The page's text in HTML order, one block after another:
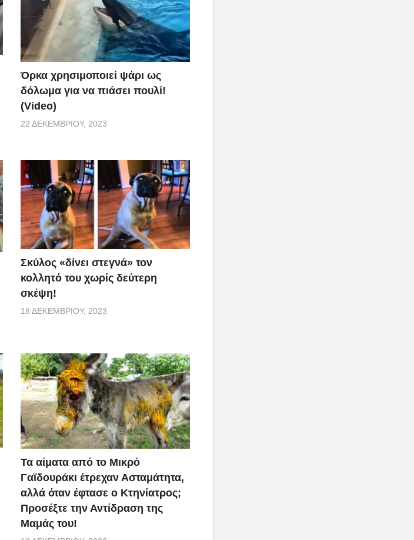
Όρκα χρησιμοποιεί ψάρι ως
δόλωμα για να πιάσει πουλί!
(Video)
22 ΔΕΚΕΜΒΡΊΟΥ, 2023
Σκύλος «δίνει στεγνά» τον
κολλητό του χωρίς δεύτερη
σκέψη!
18 ΔΕΚΕΜΒΡΊΟΥ, 2023
Τα αίματα από το Μικρό
Γαϊδουράκι έτρεχαν Ασταμάτητα,
αλλά όταν έφτασε ο Κτηνίατρος;
Προσέξτε την Αντίδραση της
Μαμάς του!